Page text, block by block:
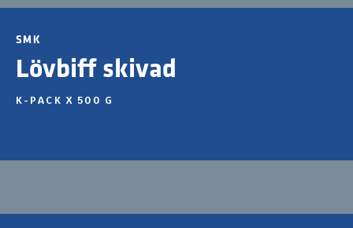
SMK
Lövbiff skivad
K-PACK X 500 G